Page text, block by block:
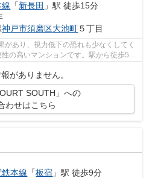
「新長田 」駅 徒歩15分
神戸市須磨区大池町５丁目
あり、視力低下の恐れも少なくしてく
の高いマンションです。駅から徒歩5分
がありません。
SOUTH」への
わせはこちら
本線 「板宿 」駅 徒歩9分